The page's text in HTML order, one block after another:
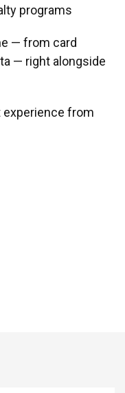
programs
— from card
— right alongside
from